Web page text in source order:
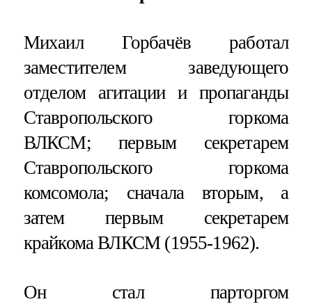
Михаил Горбачёв работал
заместителем заведующего
отделом агитации и пропаганды
Ставропольского горкома
ВЛКСМ; первым секретарем
Ставропольского горкома
комсомола; сначала вторым, а
затем первым секретарем
крайкома ВЛКСМ (1955-1962).
Он стал парторгом